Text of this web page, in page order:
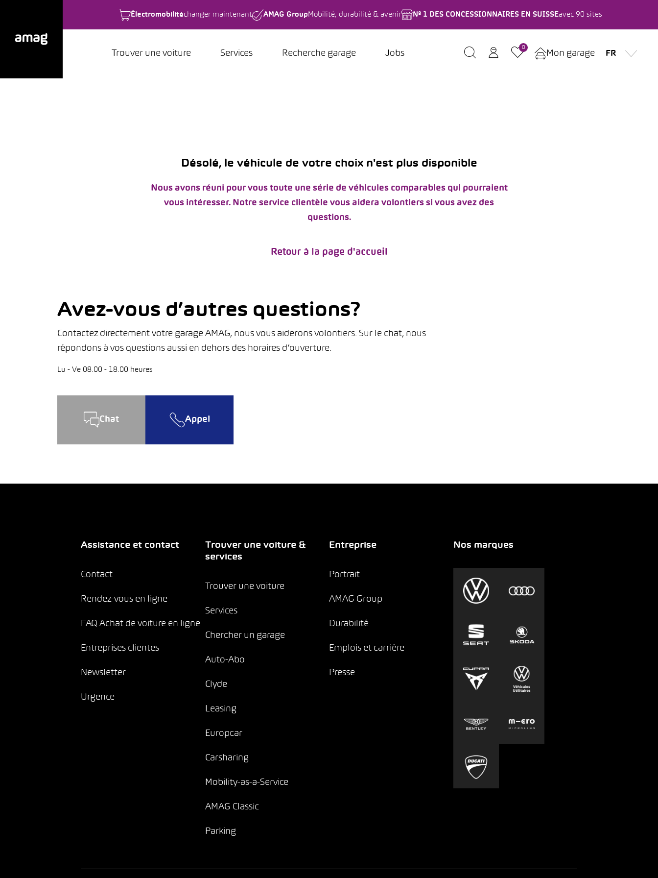
Électromobilitéchanger maintenant AMAG Group Mobilité, durabilité & avenir Nº 1 DES CONCESSIONNAIRES EN SUISSEavec 90 sites
Trouver une voiture Services Recherche garage Jobs
0
Mon garage FR
Désolé, le véhicule de votre choix n'est plus disponible
Nous avons réuni pour vous toute une série de véhicules comparables qui pourraient
vous intéresser. Notre service clientèle vous aidera volontiers si vous avez des
questions.
Retour à la page d'accueil
Avez-vous d’autres questions?
Contactez directement votre garage AMAG, nous vous aiderons volontiers. Sur le chat, nous
répondons à vos questions aussi en dehors des horaires d’ouverture.
Lu - Ve 08.00 - 18.00 heures
Chat Appel
Assistance et contact
Contact
Rendez-vous en ligne
FAQ Achat de voiture en ligne
Entreprises clientes
Newsletter
Urgence
Trouver une voiture &
services
Trouver une voiture
Services
Chercher un garage
Auto-Abo
Clyde
Leasing
Europcar
Carsharing
Mobility-as-a-Service
AMAG Classic
Parking
Entreprise
Portrait
AMAG Group
Durabilité
Emplois et carrière
Presse
Nos marques